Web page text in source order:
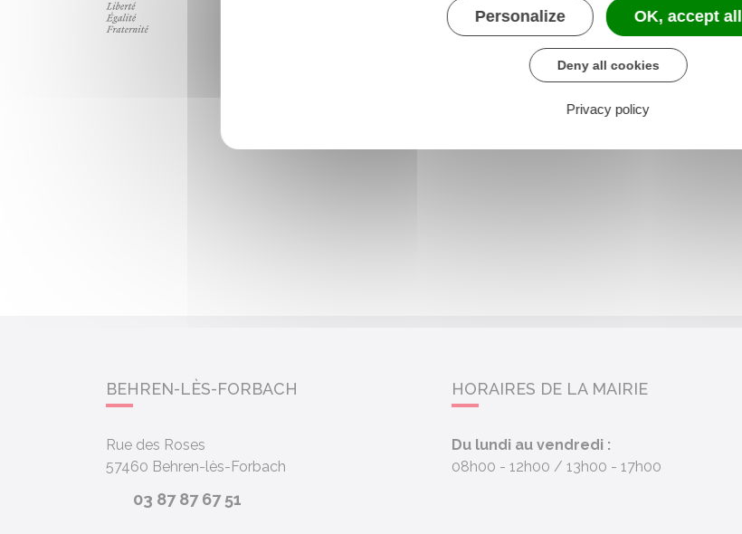
BEHREN-LÈS-FORBACH
Rue des Roses
57460 Behren-lès-Forbach
03 87 87 67 51
HORAIRES DE LA MAIRIE
Du lundi au vendredi :
08h00 - 12h00
13h00 - 17h00
Personalize OK, accept all
Deny all cookies
Privacy policy